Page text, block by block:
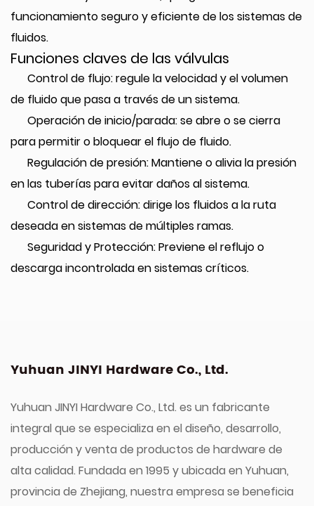
funcionamiento seguro y eficiente de los sistemas de
fluidos.
Funciones claves de las válvulas
Control de flujo: regule la velocidad y el volumen
de fluido que pasa a través de un sistema.
Operación de inicio/parada: se abre o se cierra
para permitir o bloquear el flujo de fluido.
Regulación de presión: Mantiene o alivia la presión
en las tuberías para evitar daños al sistema.
Control de dirección: dirige los fluidos a la ruta
deseada en sistemas de múltiples ramas.
Seguridad y Protección: Previene el reflujo o
descarga incontrolada en sistemas críticos.
Yuhuan JINYI Hardware Co., Ltd.
Yuhuan JINYI Hardware Co., Ltd. es un fabricante
integral que se especializa en el diseño, desarrollo,
producción y venta de productos de hardware de
alta calidad. Fundada en 1995 y ubicada en Yuhuan,
provincia de Zhejiang, nuestra empresa se beneficia